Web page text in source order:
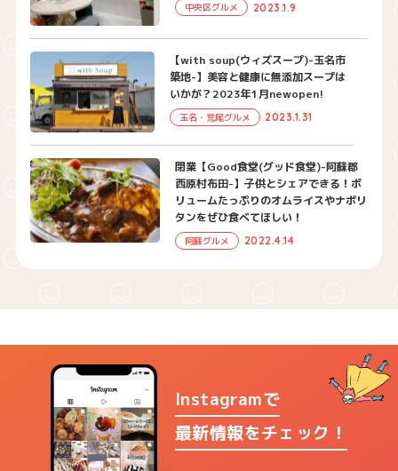
中央区グルメ 2023.1.9
【with soup(ウィズスープ)-玉名市
築地-】美容と健康に無添加スープは
いかが？2023年1月newopen!
玉名・荒尾グルメ 2023.1.31
閉業【Good食堂(グッド食堂)-阿蘇郡
西原村布田-】子供とシェアできる！ボ
リュームたっぷりのオムライスやナポリ
タンをぜひ食べてほしい！
阿蘇グルメ 2022.4.14
Instagramで
最新情報をチェック！